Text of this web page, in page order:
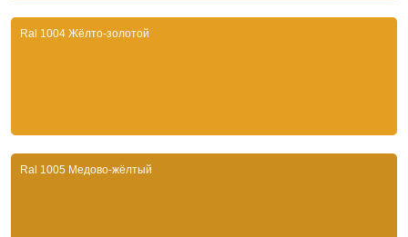
Ral 1004 Жёлто-золотой
Ral 1005 Медово-жёлтый